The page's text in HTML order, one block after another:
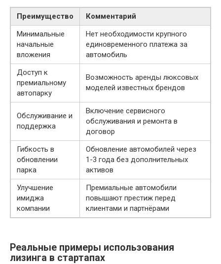
Преимущество
Комментарий
Минимальные
начальные
вложения
Нет необходимости крупного
единовременного платежа за
автомобиль
Доступ к
премиальному
автопарку
Возможность аренды люксовых
моделей известных брендов
Обслуживание и
поддержка
Включение сервисного
обслуживания и ремонта в
договор
Гибкость в
обновлении
парка
Обновление автомобилей через
1-3 года без дополнительных
активов
Улучшение
имиджа
компании
Премиальные автомобили
повышают престиж перед
клиентами и партнёрами
Реальные примеры использования
лизинга в стартапах